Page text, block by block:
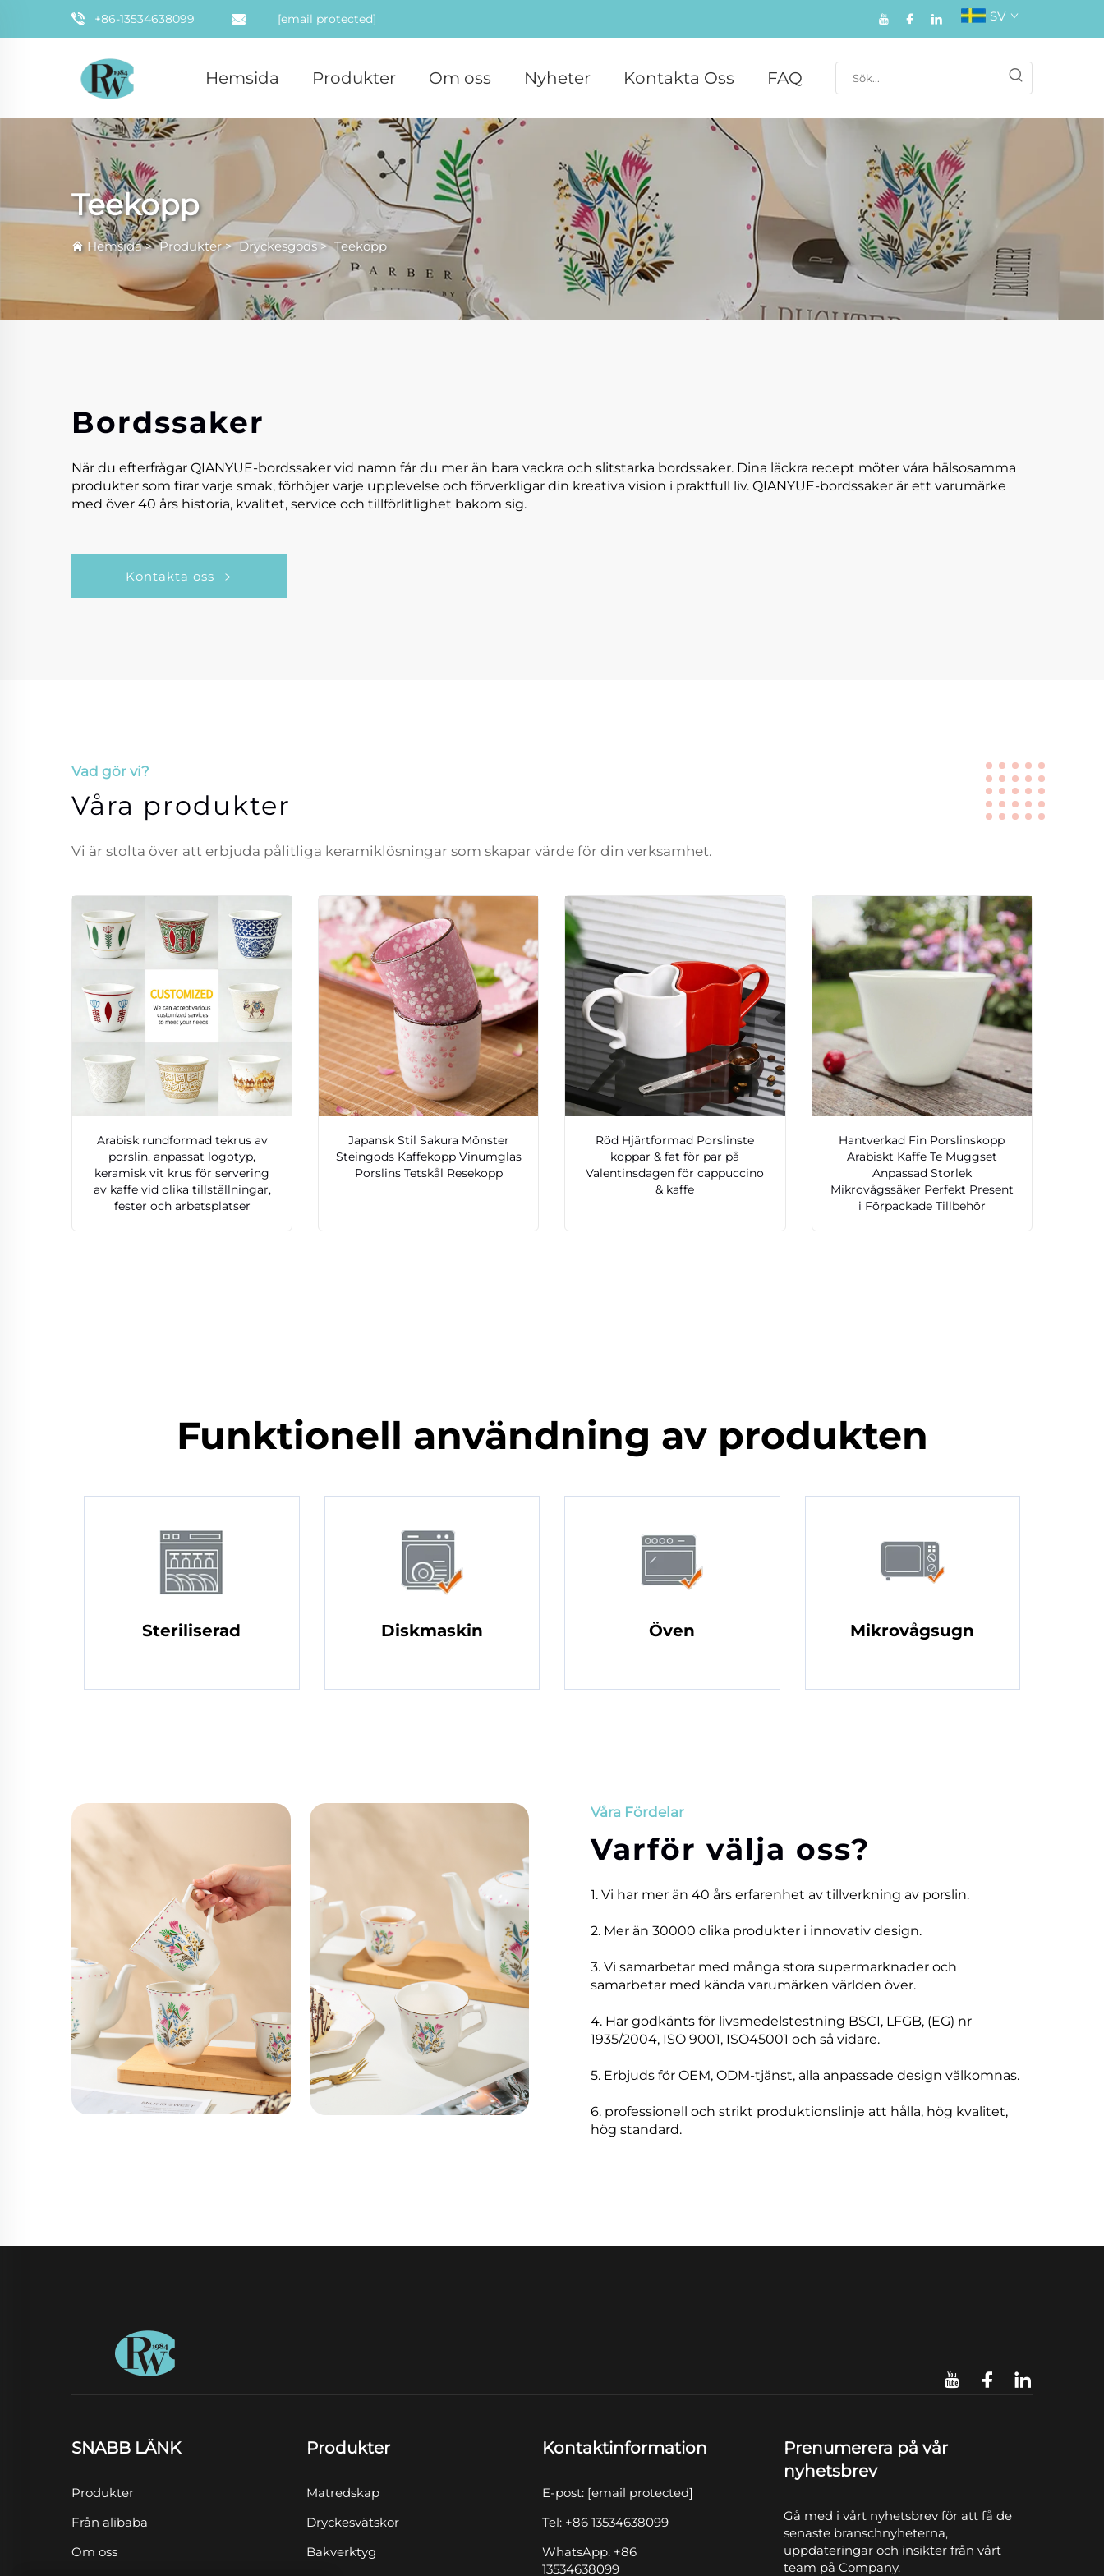
+86-13534638099 [email protected] SV
Hemsida Produkter Om oss Nyheter Kontakta Oss FAQ
Teekopp
Hemsida>Produkter>Dryckesgods>Teekopp
Bordssaker
När du efterfrågar QIANYUE-bordssaker vid namn får du mer än bara vackra och slitstarka bordssaker. Dina läckra recept möter våra hälsosamma
produkter som firar varje smak, förhöjer varje upplevelse och förverkligar din kreativa vision i praktfull liv. QIANYUE-bordssaker är ett varumärke
med över 40 års historia, kvalitet, service och tillförlitlighet bakom sig.
Kontakta oss
Vad gör vi?
Våra produkter
Vi är stolta över att erbjuda pålitliga keramiklösningar som skapar värde för din verksamhet.
Arabisk rundformad tekrus av
porslin, anpassat logotyp,
keramisk vit krus för servering
av kaffe vid olika tillställningar,
fester och arbetsplatser
Japansk Stil Sakura Mönster
Steingods Kaffekopp Vinumglas
Porslins Tetskål Resekopp
Röd Hjärtformad Porslinste
koppar & fat för par på
Valentinsdagen för cappuccino
& kaffe
Hantverkad Fin Porslinskopp
Arabiskt Kaffe Te Muggset
Anpassad Storlek
Mikrovågssäker Perfekt Present
i Förpackade Tillbehör
Funktionell användning av produkten
Steriliserad Diskmaskin Öven Mikrovågsugn
Våra Fördelar
Varför välja oss?
1. Vi har mer än 40 års erfarenhet av tillverkning av porslin.
2. Mer än 30000 olika produkter i innovativ design.
3. Vi samarbetar med många stora supermarknader och
samarbetar med kända varumärken världen över.
4. Har godkänts för livsmedelstestning BSCI, LFGB, (EG) nr
1935/2004, ISO 9001, ISO45001 och så vidare.
5. Erbjuds för OEM, ODM-tjänst, alla anpassade design välkomnas.
6. professionell och strikt produktionslinje att hålla, hög kvalitet,
hög standard.
SNABB LÄNK
Produkter
Från alibaba
Om oss
Produkter
Matredskap
Dryckesvätskor
Bakverktyg
Kontaktinformation
E-post: [email protected]
Tel: +86 13534638099
WhatsApp: +86
13534638099
Prenumerera på vår
nyhetsbrev
Gå med i vårt nyhetsbrev för att få de
senaste branschnyheterna,
uppdateringar och insikter från vårt
team på Company.